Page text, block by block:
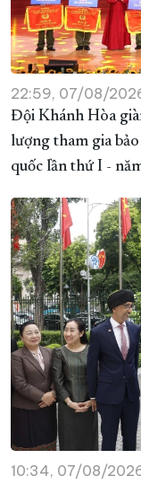
22:59, 07/08/
Đội Khánh Hòa
lượng tham gia
quốc lần thứ I -
10:34, 07/08/